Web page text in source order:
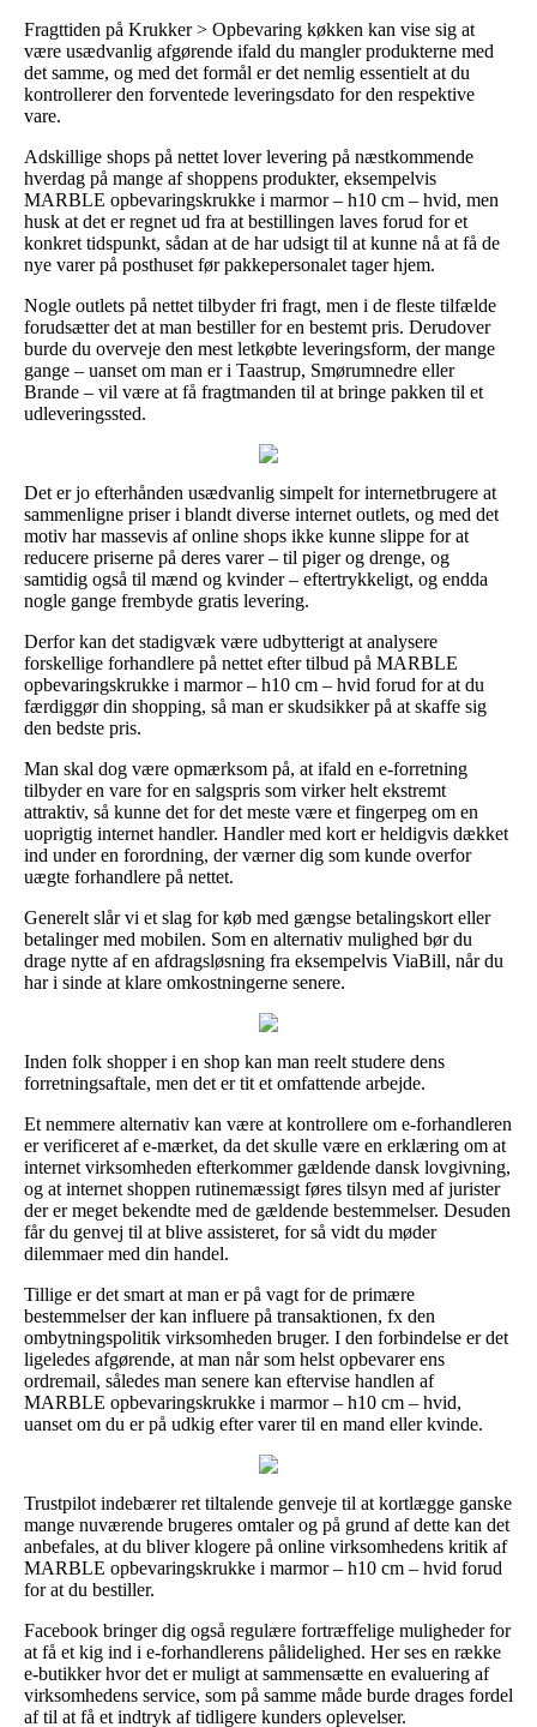
Fragttiden på Krukker > Opbevaring køkken kan vise sig at
være usædvanlig afgørende ifald du mangler produkterne med
det samme, og med det formål er det nemlig essentielt at du
kontrollerer den forventede leveringsdato for den respektive
vare.
Adskillige shops på nettet lover levering på næstkommende
hverdag på mange af shoppens produkter, eksempelvis
MARBLE opbevaringskrukke i marmor – h10 cm – hvid, men
husk at det er regnet ud fra at bestillingen laves forud for et
konkret tidspunkt, sådan at de har udsigt til at kunne nå at få de
nye varer på posthuset før pakkepersonalet tager hjem.
Nogle outlets på nettet tilbyder fri fragt, men i de fleste tilfælde
forudsætter det at man bestiller for en bestemt pris. Derudover
burde du overveje den mest letkøbte leveringsform, der mange
gange – uanset om man er i Taastrup, Smørumnedre eller
Brande – vil være at få fragtmanden til at bringe pakken til et
udleveringssted.
Det er jo efterhånden usædvanlig simpelt for internetbrugere at
sammenligne priser i blandt diverse internet outlets, og med det
motiv har massevis af online shops ikke kunne slippe for at
reducere priserne på deres varer – til piger og drenge, og
samtidig også til mænd og kvinder – eftertrykkeligt, og endda
nogle gange frembyde gratis levering.
Derfor kan det stadigvæk være udbytterigt at analysere
forskellige forhandlere på nettet efter tilbud på MARBLE
opbevaringskrukke i marmor – h10 cm – hvid forud for at du
færdiggør din shopping, så man er skudsikker på at skaffe sig
den bedste pris.
Man skal dog være opmærksom på, at ifald en e-forretning
tilbyder en vare for en salgspris som virker helt ekstremt
attraktiv, så kunne det for det meste være et fingerpeg om en
uoprigtig internet handler. Handler med kort er heldigvis dækket
ind under en forordning, der værner dig som kunde overfor
uægte forhandlere på nettet.
Generelt slår vi et slag for køb med gængse betalingskort eller
betalinger med mobilen. Som en alternativ mulighed bør du
drage nytte af en afdragsløsning fra eksempelvis ViaBill, når du
har i sinde at klare omkostningerne senere.
Inden folk shopper i en shop kan man reelt studere dens
forretningsaftale, men det er tit et omfattende arbejde.
Et nemmere alternativ kan være at kontrollere om e-forhandleren
er verificeret af e-mærket, da det skulle være en erklæring om at
internet virksomheden efterkommer gældende dansk lovgivning,
og at internet shoppen rutinemæssigt føres tilsyn med af jurister
der er meget bekendte med de gældende bestemmelser. Desuden
får du genvej til at blive assisteret, for så vidt du møder
dilemmaer med din handel.
Tillige er det smart at man er på vagt for de primære
bestemmelser der kan influere på transaktionen, fx den
ombytningspolitik virksomheden bruger. I den forbindelse er det
ligeledes afgørende, at man når som helst opbevarer ens
ordremail, således man senere kan eftervise handlen af
MARBLE opbevaringskrukke i marmor – h10 cm – hvid,
uanset om du er på udkig efter varer til en mand eller kvinde.
Trustpilot indebærer ret tiltalende genveje til at kortlægge ganske
mange nuværende brugeres omtaler og på grund af dette kan det
anbefales, at du bliver klogere på online virksomhedens kritik af
MARBLE opbevaringskrukke i marmor – h10 cm – hvid forud
for at du bestiller.
Facebook bringer dig også regulære fortræffelige muligheder for
at få et kig ind i e-forhandlerens pålidelighed. Her ses en række
e-butikker hvor det er muligt at sammensætte en evaluering af
virksomhedens service, som på samme måde burde drages fordel
af til at få et indtryk af tidligere kunders oplevelser.